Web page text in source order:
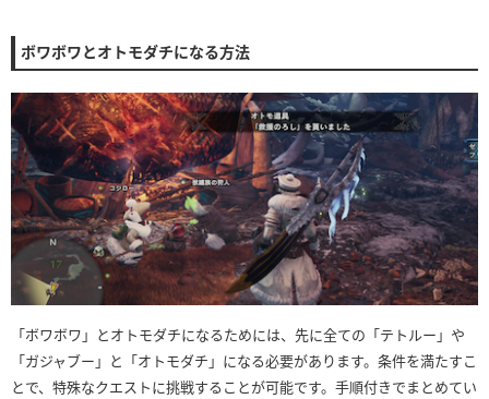
ボワボワとオトモダチになる方法
「ボワボワ」とオトモダチになるためには、先に全ての「テトルー」や
「ガジャブー」と「オトモダチ」になる必要があります。条件を満たすこ
とで、特殊なクエストに挑戦することが可能です。手順付きでまとめてい